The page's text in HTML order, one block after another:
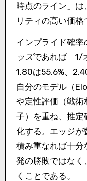
時点のライン」は
リティの高い価格
インプライド確率
ッズであれば「1/
1.80は55.6%、
自分のモデル（
や定性評価（戦術
子）を重ね、推定
化する。エッジが
積み重なれば十分
発の勝敗ではなく
くことである。